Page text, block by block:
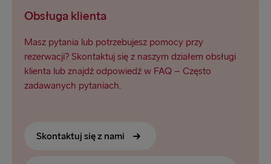
Obsługa klienta
Masz pytania lub potrzebujesz pomocy przy
rezerwacji? Skontaktuj się z naszym działem obsługi
klienta lub znajdź odpowiedź w FAQ – Często
zadawanych pytaniach.
Skontaktuj się z nami